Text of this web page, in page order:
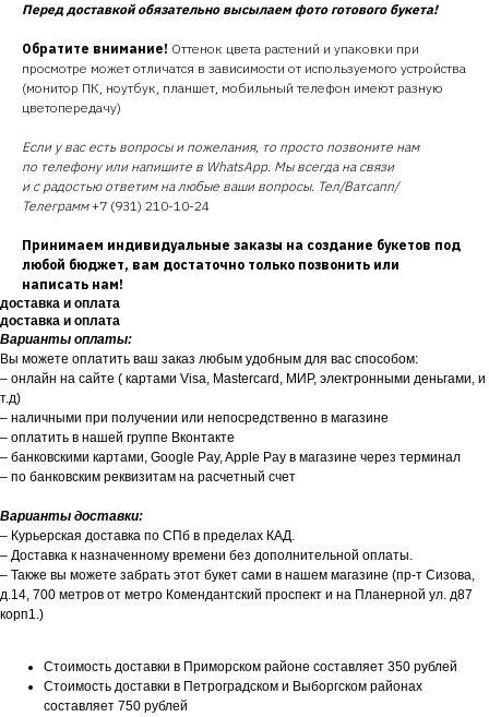
Перед доставкой обязательно высылаем фото готового букета!
Обратите внимание! Оттенок цвета растений и упаковки при
просмотре может отличатся в зависимости от используемого устройства
(монитор ПК, ноутбук, планшет, мобильный телефон имеют разную
цветопередачу)
Если у вас есть вопросы и пожелания, то просто позвоните нам
по телефону или напишите в WhatsApp. Мы всегда на связи
и с радостью ответим на любые ваши вопросы. Тел/Ватсапп/
Телеграмм+7 (931) 210-10-24
Принимаем индивидуальные заказы на создание букетов под
любой бюджет, вам достаточно только позвонить или
написать нам!
доставка и оплата
доставка и оплата
Варианты оплаты:
Вы можете оплатить ваш заказ любым удобным для вас способом:
– онлайн на сайте ( картами Visa, Mastercard, МИР, электронными деньгами, и
т.д)
– наличными при получении или непосредственно в магазине
– оплатить в нашей группе Вконтакте
– банковскими картами, Google Pay, Apple Pay в магазине через терминал
– по банковским реквизитам на расчетный счет
Варианты доставки:
– Курьерская доставка по СПб в пределах КАД.
– Доставка к назначенному времени без дополнительной оплаты.
– Также вы можете забрать этот букет сами в нашем магазине (пр-т Сизова,
д.14, 700 метров от метро Комендантский проспект и на Планерной ул. д87
корп1.)
Стоимость доставки в Приморском районе составляет 350 рублей
Стоимость доставки в Петроградском и Выборгском районах
составляет 750 рублей